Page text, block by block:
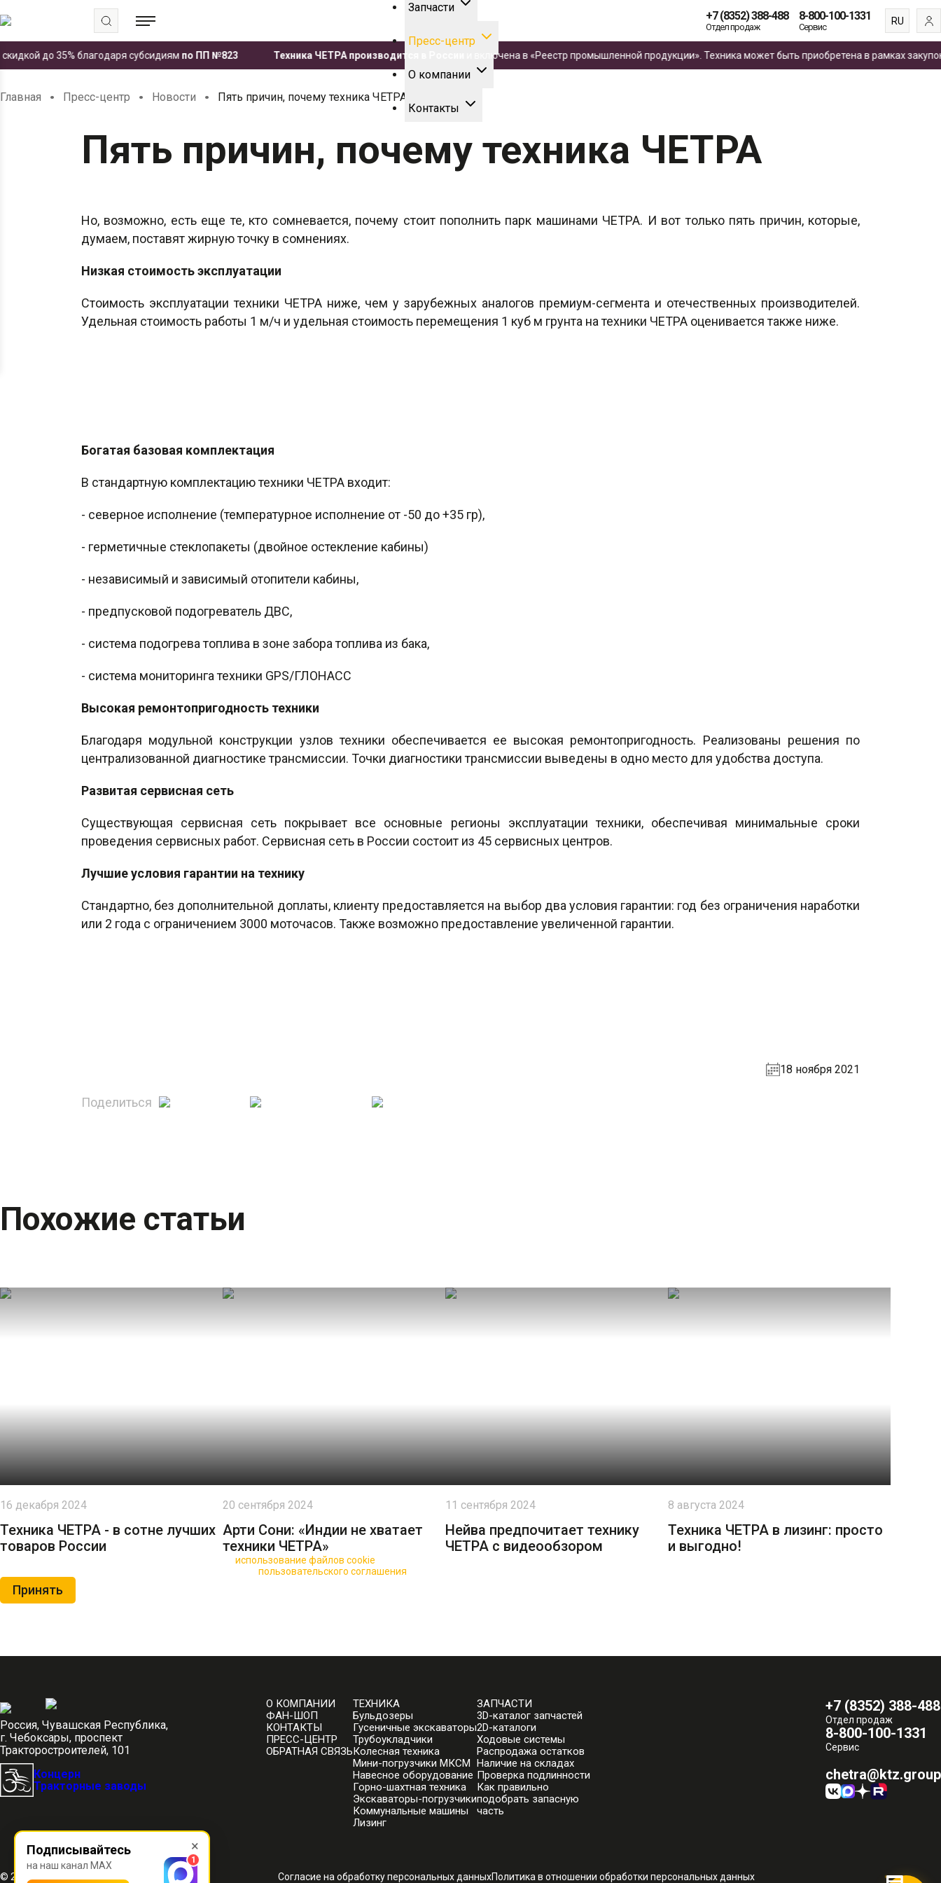
Запчасти
Пресс-центр
О компании
Контакты
+7 (8352) 388-488
Отдел продаж
8-800-100-1331
Сервис
RU
EN
ES
до 35% благодаря субсидиямпо ПП №823 Техника ЧЕТРА производится в России и включена в «Реестр промышленной продукции». Техника может быть приобретена в рамках закупокпо
Главная . Пресс-центр . Новости . Пять причин, почему техника ЧЕТРА
Пять причин, почему техника ЧЕТРА
Но, возможно, есть еще те, кто сомневается, почему стоит пополнить парк машинами ЧЕТРА. И вот только пять причин, которые,
думаем, поставят жирную точку в сомнениях.
Низкая стоимость эксплуатации
Стоимость эксплуатации техники ЧЕТРА ниже, чем у зарубежных аналогов премиум-сегмента и отечественных производителей.
Удельная стоимость работы 1 м/ч и удельная стоимость перемещения 1 куб м грунта на техники ЧЕТРА оценивается также ниже.
Богатая базовая комплектация
В стандартную комплектацию техники ЧЕТРА входит:
- северное исполнение (температурное исполнение от -50 до +35 гр),
- герметичные стеклопакеты (двойное остекление кабины)
- независимый и зависимый отопители кабины,
- предпусковой подогреватель ДВС,
- система подогрева топлива в зоне забора топлива из бака,
- система мониторинга техники GPS/ГЛОНАСС
Высокая ремонтопригодность техники
Благодаря модульной конструкции узлов техники обеспечивается ее высокая ремонтопригодность. Реализованы решения по
централизованной диагностике трансмиссии. Точки диагностики трансмиссии выведены в одно место для удобства доступа.
Развитая сервисная сеть
Существующая сервисная сеть покрывает все основные регионы эксплуатации техники, обеспечивая минимальные сроки
проведения сервисных работ. Сервисная сеть в России состоит из 45 сервисных центров.
Лучшие условия гарантии на технику
Стандартно, без дополнительной доплаты, клиенту предоставляется на выбор два условия гарантии: год без ограничения наработки
или 2 года с ограничением 3000 моточасов. Также возможно предоставление увеличенной гарантии.
Поделиться
18 ноября 2021
Похожие статьи
16 декабря 2024
Техника ЧЕТРА - в сотне лучших
товаров России
20 сентября 2024
Арти Сони: «Индии не хватает
техники ЧЕТРА»
11 сентября 2024
Нейва предпочитает технику
ЧЕТРА с видеообзором
8 августа 2024
Техника ЧЕТРА в лизинг: просто
и выгодно!
использование файлов cookie
пользовательского соглашения
Принять
Россия, Чувашская Республика,
г. Чебоксары, проспект
Тракторостроителей, 101
Концерн
Тракторные заводы
О КОМПАНИИ
ФАН-ШОП
КОНТАКТЫ
ПРЕСС-ЦЕНТР
ОБРАТНАЯ СВЯЗЬ
ТЕХНИКА
Бульдозеры
Гусеничные экскаваторы
Трубоукладчики
Колесная техника
Мини-погрузчики МКСМ
Навесное оборудование
Горно-шахтная техника
Экскаваторы-погрузчики
Коммунальные машины
Лизинг
ЗАПЧАСТИ
3D-каталог запчастей
2D-каталоги
Ходовые системы
Распродажа остатков
Наличие на складах
Проверка подлинности
Как правильно
подобрать запасную
часть
+7 (8352) 388-488
Отдел продаж
8-800-100-1331
Сервис
chetra@ktz.group
© 2012-2026 ЧЕТРА Согласие на обработку персональных данныхПолитика в отношении обработки персональных данных
×
Подписывайтесь
на наш канал MAX 1